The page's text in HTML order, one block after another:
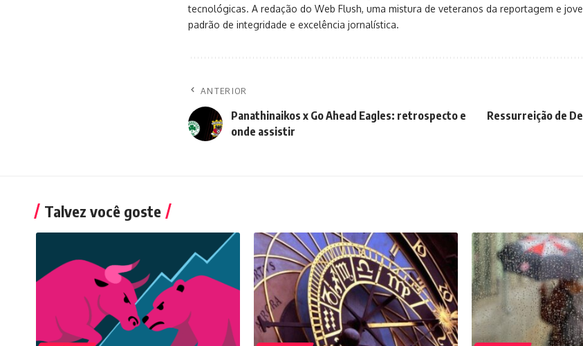
tecnológicas. A redação do Web Flush, uma mistura de veteranos da reportagem e
padrão de integridade e excelência jornalística.
ANTERIOR
Panathinaikos x Go Ahead Eagles: retrospecto e
onde assistir
Ressurreição de
Talvez você goste